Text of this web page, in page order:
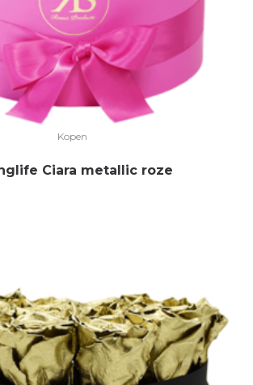
Kopen
Ciara metallic roze